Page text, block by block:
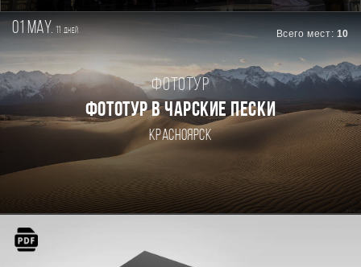
01 may. 11 дней Всего мест: 10
Фототур
ФОТОТУР В ЧАРСКИЕ ПЕСКИ
Красноярск